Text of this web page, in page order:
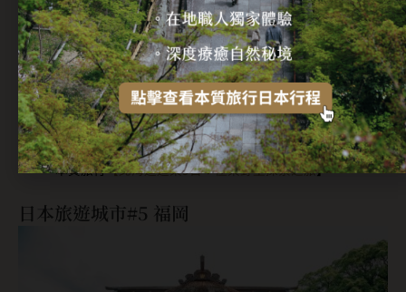
鮮，不可不提螃蟹！北海道海域裡所含的大量植物、浮游生物溶入
海中，提供螃蟹充分的營養，加上嚴寒讓蟹肉新鮮且富含彈性，北
海道一年四季都有螃蟹可以享用，但冬天的螃蟹又更加新鮮肥美。
延伸閱讀： 【日本北海道】為什麼要去北海道旅遊？細數北
海道特色：自然景觀、戶外活動、美食特產，讓你玩到樂不
思蜀
本質旅行【北海道道東9日：極東野生探索之旅】
日本旅遊城市#5 福岡